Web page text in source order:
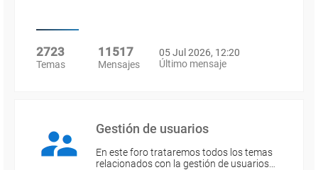
2723
Temas
11517
Mensajes
05 Jul 2026, 12:20
Último mensaje
Gestión de usuarios
En este foro trataremos todos los temas
relacionados con la gestión de usuarios…